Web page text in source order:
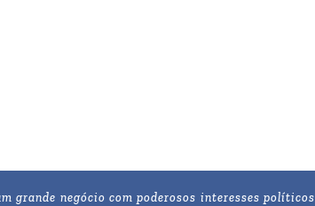
grande negócio com poderosos interesses políticos